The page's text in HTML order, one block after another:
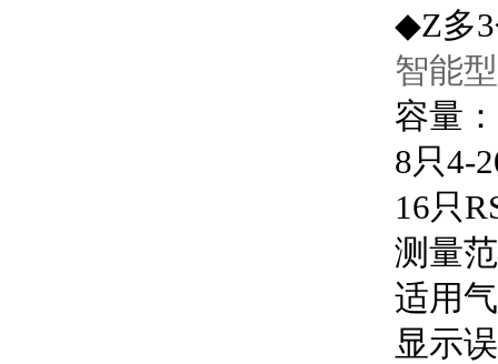
◆Z多
智能
容量
8只4-
16只
测量
适用
显示